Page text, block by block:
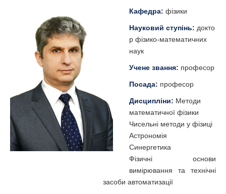
Кафедра: фізики
Науковий ступінь: докто
р фізико-математичних
наук
Учене звання: професор
Посада: професор
Дисципліни: Методи
математичної фізики
Чисельні методи у фізиці
Астрономія
Синергетика
Фізичні основи
вимірювання та технічні
засоби автоматизації